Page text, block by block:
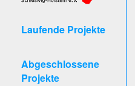
Laufende Projekte
Abgeschlossene
Projekte